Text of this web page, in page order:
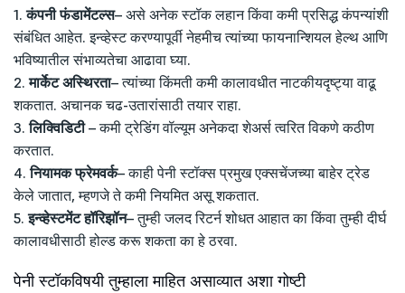
1.कंपनी फंडामेंटल्स– असे अनेक स्टॉक लहान किंवा कमी प्रसिद्ध कंपन्यांशी
संबंधित आहेत. इन्व्हेस्ट करण्यापूर्वी नेहमीच त्यांच्या फायनान्शियल हेल्थ आणि
भविष्यातील संभाव्यतेचा आढावा घ्या.
2.मार्केट अस्थिरता– त्यांच्या किंमती कमी कालावधीत नाटकीयदृष्ट्या वाढू
शकतात. अचानक चढ-उतारांसाठी तयार राहा.
3.लिक्विडिटी– कमी ट्रेडिंग वॉल्यूम अनेकदा शेअर्स त्वरित विकणे कठीण
करतात.
4.नियामक फ्रेमवर्क– काही पेनी स्टॉक्स प्रमुख एक्सचेंजच्या बाहेर ट्रेड
केले जातात, म्हणजे ते कमी नियमित असू शकतात.
5.इन्व्हेस्टमेंट हॉरिझॉन– तुम्ही जलद रिटर्न शोधत आहात का किंवा तुम्ही दीर्घ
कालावधीसाठी होल्ड करू शकता का हे ठरवा.
पेनी स्टॉकविषयी तुम्हाला माहित असाव्यात अशा गोष्टी